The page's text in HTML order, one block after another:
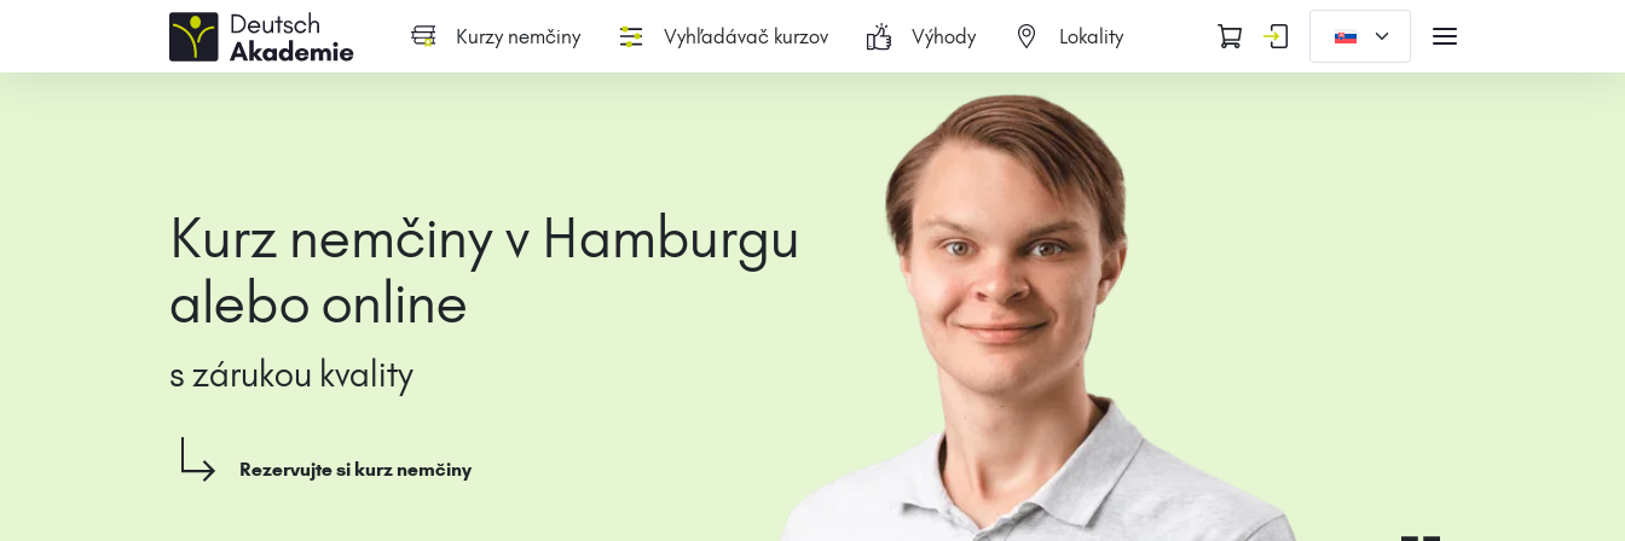
Kurzy nemčiny Vyhľadávač kurzov Výhody Lokality
Kurz nemčiny v Hamburgu
alebo online
s zárukou kvality
Rezervujte si kurz nemčiny